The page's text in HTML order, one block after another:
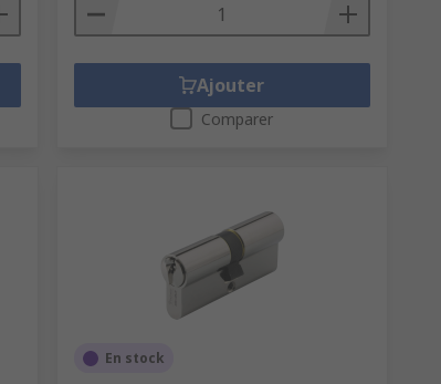
Ajouter
Comparer
En stock